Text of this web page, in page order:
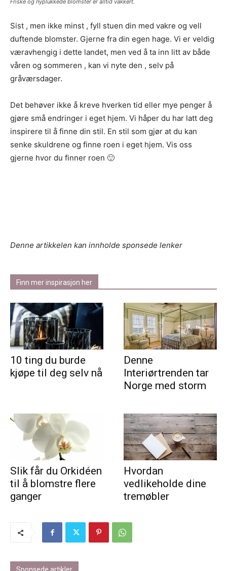
Friske og nyplukkede blomster er alltid vakkert.
Sist , men ikke minst , fyll stuen din med vakre og vell
duftende blomster. Gjerne fra din egen hage. Vi er veldig
væravhengig i dette landet, men ved å ta inn litt av både
våren og sommeren , kan vi nyte den , selv på
gråværsdager.
Det behøver ikke å kreve hverken tid eller mye penger å
gjøre små endringer i eget hjem. Vi håper du har latt deg
inspirere til å finne din stil. En stil som gjør at du kan
senke skuldrene og finne roen i eget hjem. Vis oss
gjerne hvor du finner roen 🙂
Denne artikkelen kan innholde sponsede lenker
Finn mer inspirasjon her
10 ting du burde
kjøpe til deg selv nå
Denne
Interiørtrenden tar
Norge med storm
Slik får du Orkidéen
til å blomstre flere
ganger
Hvordan
vedlikeholde dine
tremøbler